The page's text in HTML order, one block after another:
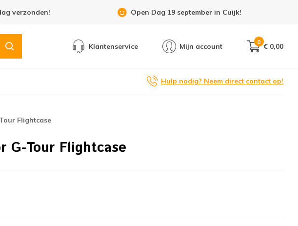
verzonden! Open Dag 19 september in Cuijk!
Klantenservice Mijn account
0
€ 0,00
Hulp nodig? Neem direct contact op!
Flightcase
G-Tour Flightcase